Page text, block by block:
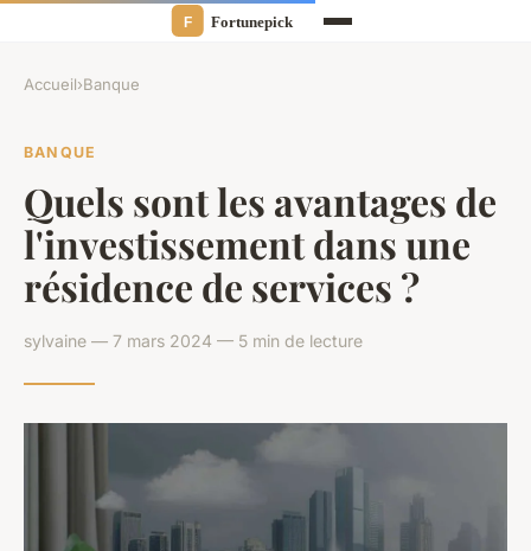
Accueil›Banque
BANQUE
Quels sont les avantages de
l'investissement dans une
résidence de services ?
sylvaine — 7 mars 2024 — 5 min de lecture